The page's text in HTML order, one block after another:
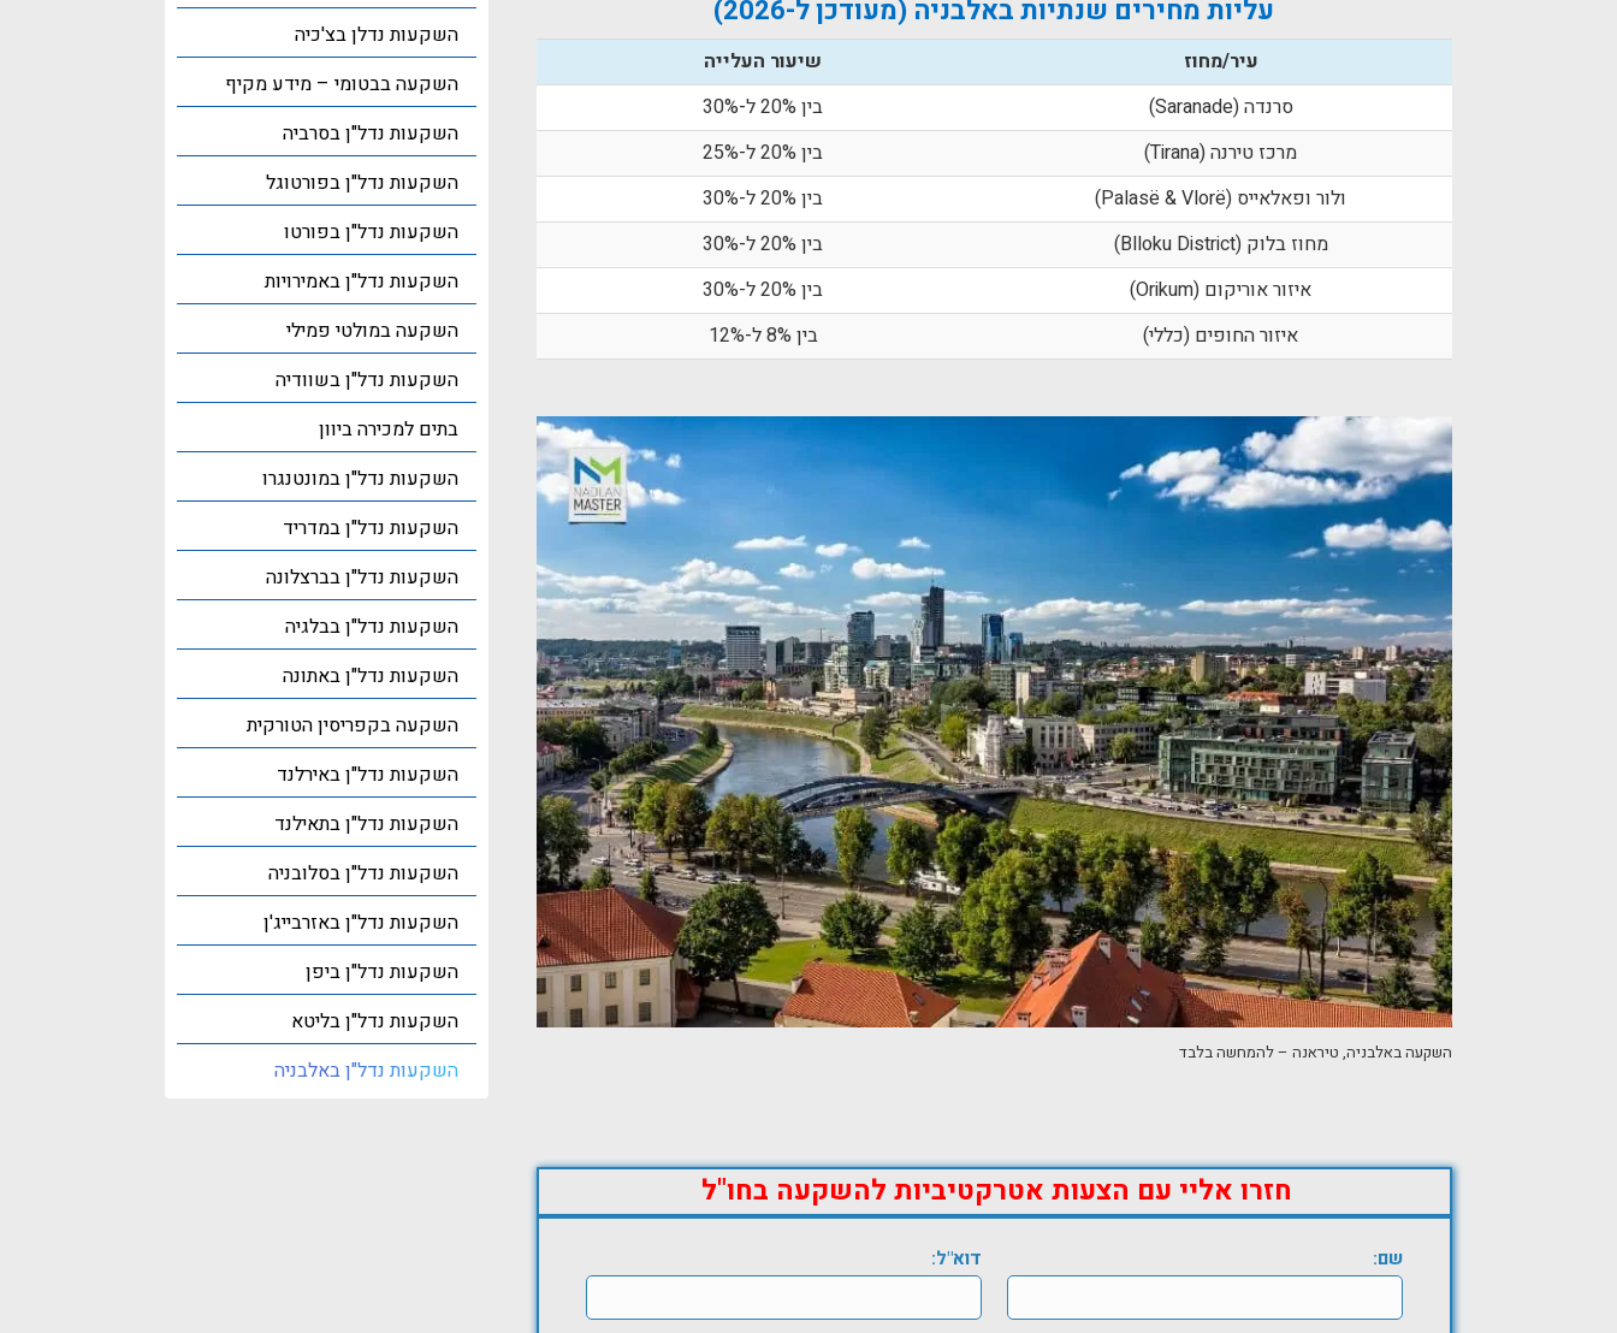
עליות מחירים שנתיות באלבניה (מעודכן ל-2026)
עיר/מחוז
שיעור העלייה
סרנדה (Saranade)
בין 20% ל-30%
מרכז טירנה (Tirana)
בין 20% ל-25%
ולור ופאלאייס (Palasë & Vlorë)
בין 20% ל-30%
מחוז בלוק (Blloku District)
בין 20% ל-30%
איזור אוריקום (Orikum)
בין 20% ל-30%
איזור החופים (כללי)
בין 8% ל-12%
השקעה באלבניה, טיראנה – להמחשה בלבד
חזרו אליי עם הצעות אטרקטיביות להשקעה בחו"ל
שם: דוא"ל:
השקעות נדלן בצ'כיה
השקעה בבטומי – מידע מקיף
השקעות נדל"ן בסרביה
השקעות נדל"ן בפורטוגל
השקעות נדל"ן בפורטו
השקעות נדל"ן באמירויות
השקעה במולטי פמילי
השקעות נדל"ן בשוודיה
בתים למכירה ביוון
השקעות נדל"ן במונטנגרו
השקעות נדל"ן במדריד
השקעות נדל"ן בברצלונה
השקעות נדל"ן בבלגיה
השקעות נדל"ן באתונה
השקעה בקפריסין הטורקית
השקעות נדל"ן באירלנד
השקעות נדל"ן בתאילנד
השקעות נדל"ן בסלובניה
השקעות נדל"ן באזרבייג'ן
השקעות נדל"ן ביפן
השקעות נדל"ן בליטא
השקעות נדל"ן באלבניה